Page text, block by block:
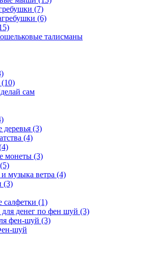
(7)
(6)
талисманы
сам
(3)
(4)
монеты (3)
музыка ветра (4)
(3)
(1)
денег по фен шуй (3)
фен-шуй (3)
шуй